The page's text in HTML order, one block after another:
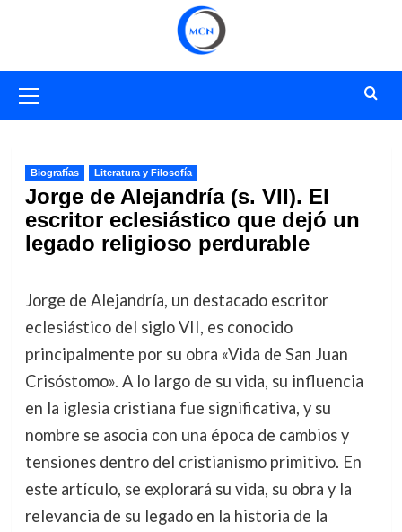
primario
Biografías Literatura y Filosofía
Jorge de Alejandría (s. VII). El
escritor eclesiástico que dejó un
legado religioso perdurable
Jorge de Alejandría, un destacado escritor
eclesiástico del siglo VII, es conocido
principalmente por su obra «Vida de San Juan
Crisóstomo». A lo largo de su vida, su influencia
en la iglesia cristiana fue significativa, y su
nombre se asocia con una época de cambios y
tensiones dentro del cristianismo primitivo. En
este artículo, se explorará su vida, su obra y la
relevancia de su legado en la historia de la